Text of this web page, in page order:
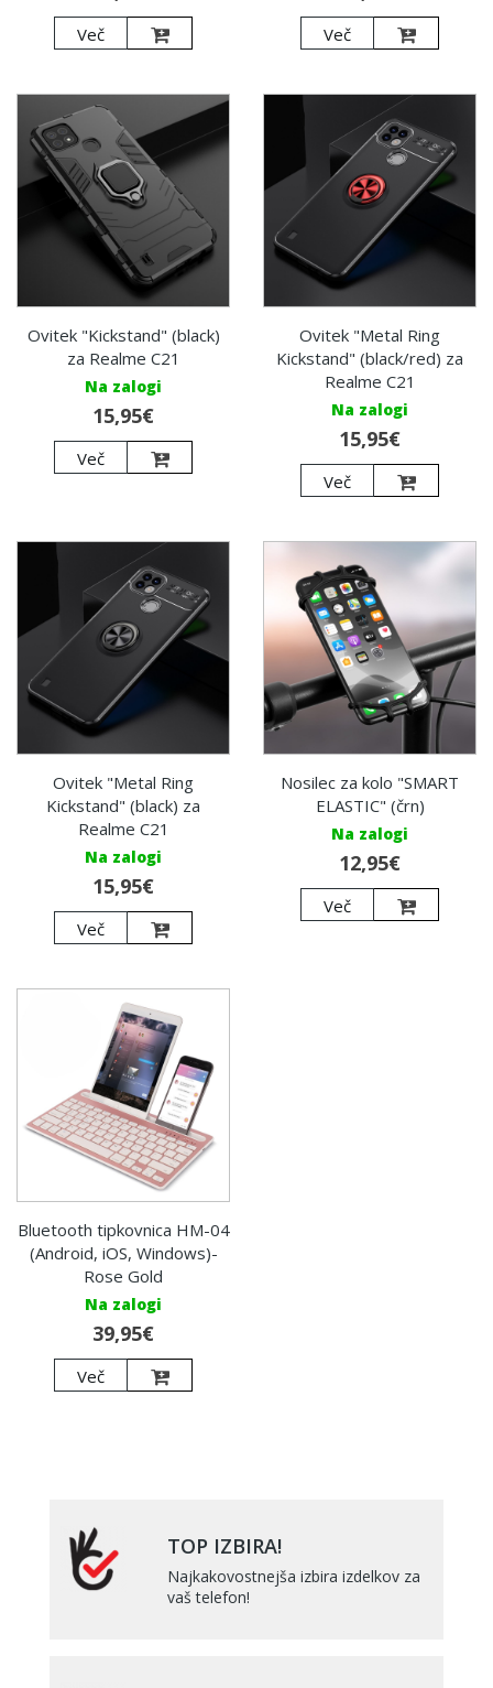
Več Več
Ovitek "Kickstand" (black)
za Realme C21
Na zalogi
15,95€
Več
Ovitek "Metal Ring
Kickstand" (black/red) za
Realme C21
Na zalogi
15,95€
Več
Ovitek "Metal Ring
Kickstand" (black) za
Realme C21
Na zalogi
15,95€
Več
Nosilec za kolo "SMART
ELASTIC" (črn)
Na zalogi
12,95€
Več
Bluetooth tipkovnica HM-04
(Android, iOS, Windows)-
Rose Gold
Na zalogi
39,95€
Več
TOP IZBIRA!
Najkakovostnejša izbira izdelkov za
vaš telefon!